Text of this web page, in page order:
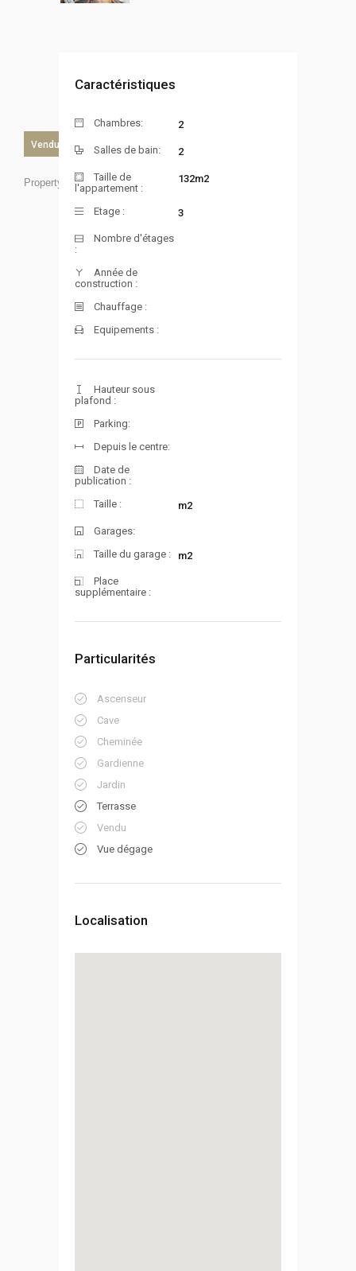
Vendu
Property ID:
Caractéristiques
Chambres: 2
Salles de bain: 2
Taille de
l'appartement :
132m2
Etage : 3
Nombre d'étages
:
Année de
construction :
Chauffage :
Equipements :
Hauteur sous
plafond :
Parking:
Depuis le centre:
Date de
publication :
Taille :
m2
Garages:
Taille du garage :
m2
Place
supplémentaire :
Particularités
Ascenseur
Cave
Cheminée
Gardienne
Jardin
Terrasse
Vendu
Vue dégage
Localisation